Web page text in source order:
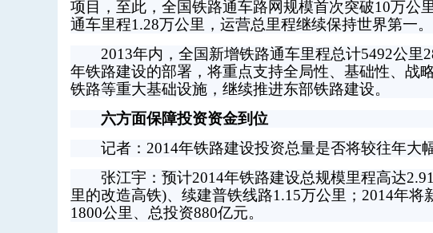
项目，至此，全国铁路通车路网规模首次突破10万公
通车里程1.28万公里，运营总里程继续保持世界第一。
2013年内，全国新增铁路通车里程总计5492公里
年铁路建设的部署，将重点支持全局性、基础性、战
铁路等重大基础设施，继续推进东部铁路建设。
六方面保障投资资金到位
记者：2014年铁路建设投资总量是否将较往年大
张江宇：预计2014年铁路建设总规模里程高达
里的改造高铁)、续建普铁线路1.15万公里；2014年
1800公里、总投资880亿元。